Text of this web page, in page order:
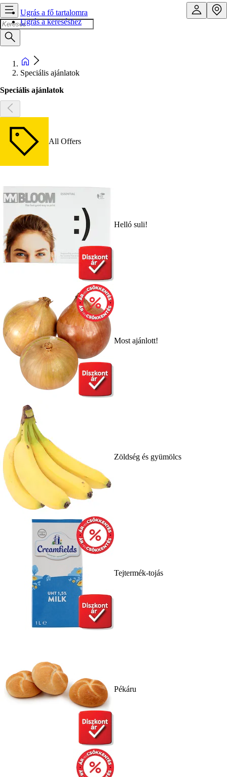
Ugrás a fő tartalomra
Ugrás a kereséshez
Speciális ajánlatok
Speciális ajánlatok
All Offers
Helló suli!
Most ajánlott!
Zöldség és gyümölcs
Tejtermék-tojás
Pékáru